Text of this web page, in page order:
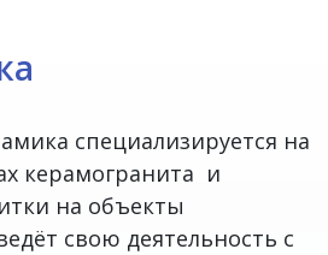
специализируется на
керамогранита и
на объекты
свою деятельность с